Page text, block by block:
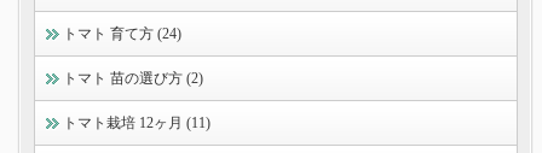
トマト 育て方 (24)
トマト 苗の選び方 (2)
トマト栽培 12ヶ月 (11)